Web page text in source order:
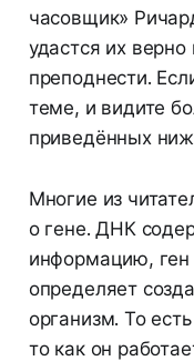
часовщик»
удастся их верно
преподнести.
теме, и видите
приведённых
Многие из
о гене. ДНК
информацию,
определяет
организм. То
то как он